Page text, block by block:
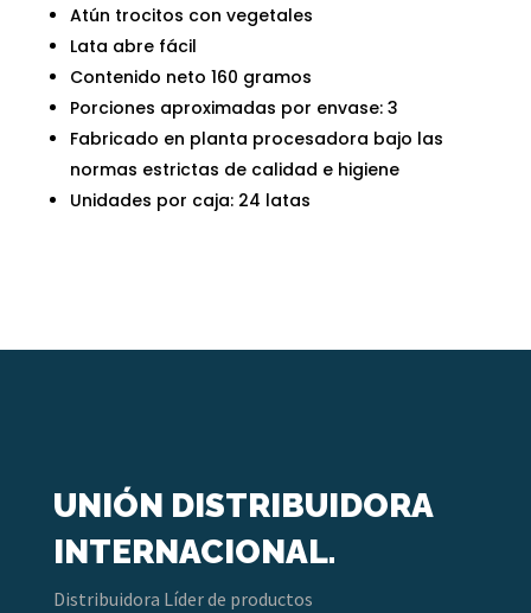
Atún trocitos con vegetales
Lata abre fácil
Contenido neto 160 gramos
Porciones aproximadas por envase: 3
Fabricado en planta procesadora bajo las
normas estrictas de calidad e higiene
Unidades por caja: 24 latas
UNIÓN DISTRIBUIDORA
INTERNACIONAL.
Distribuidora Líder de productos